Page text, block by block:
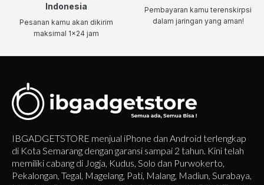
Indonesia
Pesanan kamu akan dikirim
maksimal 1x24 jam
Pembayaran kamu terenskirpsi
dalam jaringan yang aman!
IBGADGETSTORE menjual iPhone dan Android terlengkap
di Kota Semarang dengan garansi sampai 2 tahun. Kini telah
memiliki cabang di Jogja, Kudus, Solo dan Purwokerto,
Pekalongan, Tegal, Magelang, Pati, Malang, Madiun, Surabaya,